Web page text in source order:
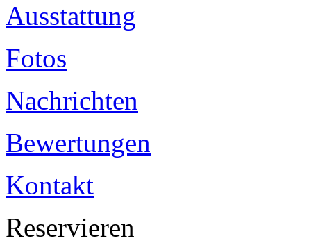
Ausstattung
Fotos
Nachrichten
Bewertungen
Kontakt
Reservieren